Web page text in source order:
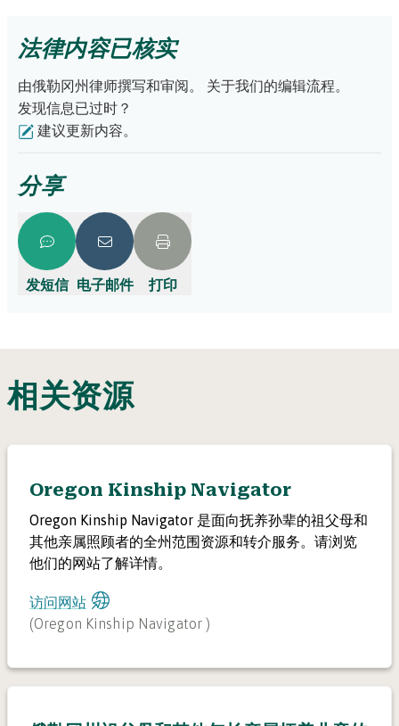
种方式通常需要律师，费用也可能较高，但这是最持久的方
案。
定什么对您的孙辈最有利。
可。
不错的选择，因为它允许值得信赖的成年人承担父母角色。
如果您自己办理且不聘请律师，它的费用也不会很高。
处了解更多如何成为法定监护人的信息
法律内容已核实
由俄勒冈州律师撰写和审阅。
关于我们的编辑流程。
发现信息已过时？
建议更新内容。
分享
发短信 电子邮件 打印
相关资源
Oregon Kinship Navigator
Oregon Kinship Navigator 是面向抚养孙辈的祖父母和
其他亲属照顾者的全州范围资源和转介服务。请浏览
他们的网站了解详情。
访问网站
(Oregon Kinship Navigator )